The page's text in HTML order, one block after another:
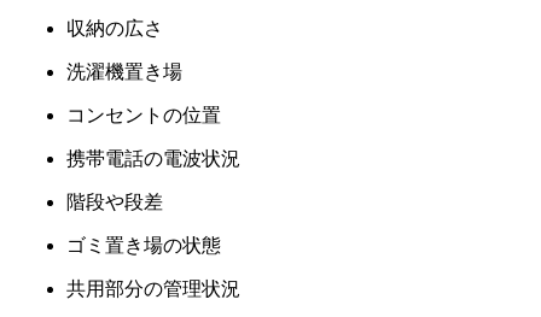
収納の広さ
洗濯機置き場
コンセントの位置
携帯電話の電波状況
階段や段差
ゴミ置き場の状態
共用部分の管理状況